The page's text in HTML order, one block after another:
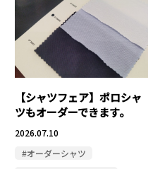
【シャツフェア】ポロシャ
ツもオーダーできます。
2026.07.10
#オーダーシャツ